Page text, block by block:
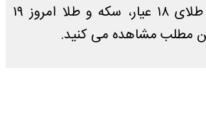
جدیدترین قیمت طلای ۱۸ عیار، سکه و طلا امروز ۱۹
مطلب مشاهده می کنید.